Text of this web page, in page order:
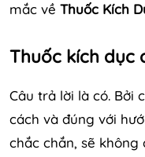
mắc về Thuốc Kích
Thuốc kích dục
Câu trả lời là có. Bởi
cách và đúng với
chắc chắn, sẽ